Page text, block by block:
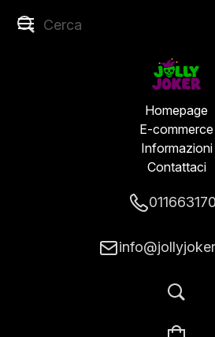
Homepage
E-commerce
Informazioni
Contattaci